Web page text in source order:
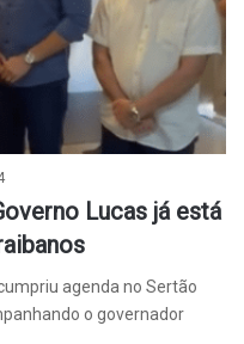
Lucas já está
agenda no Sertão
o governador